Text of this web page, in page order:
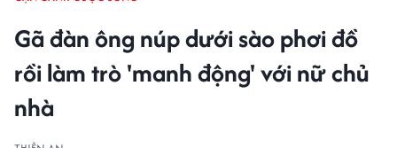
Gã đàn ông núp dưới sào phơi đồ
rồi làm trò 'manh động' với nữ chủ
nhà